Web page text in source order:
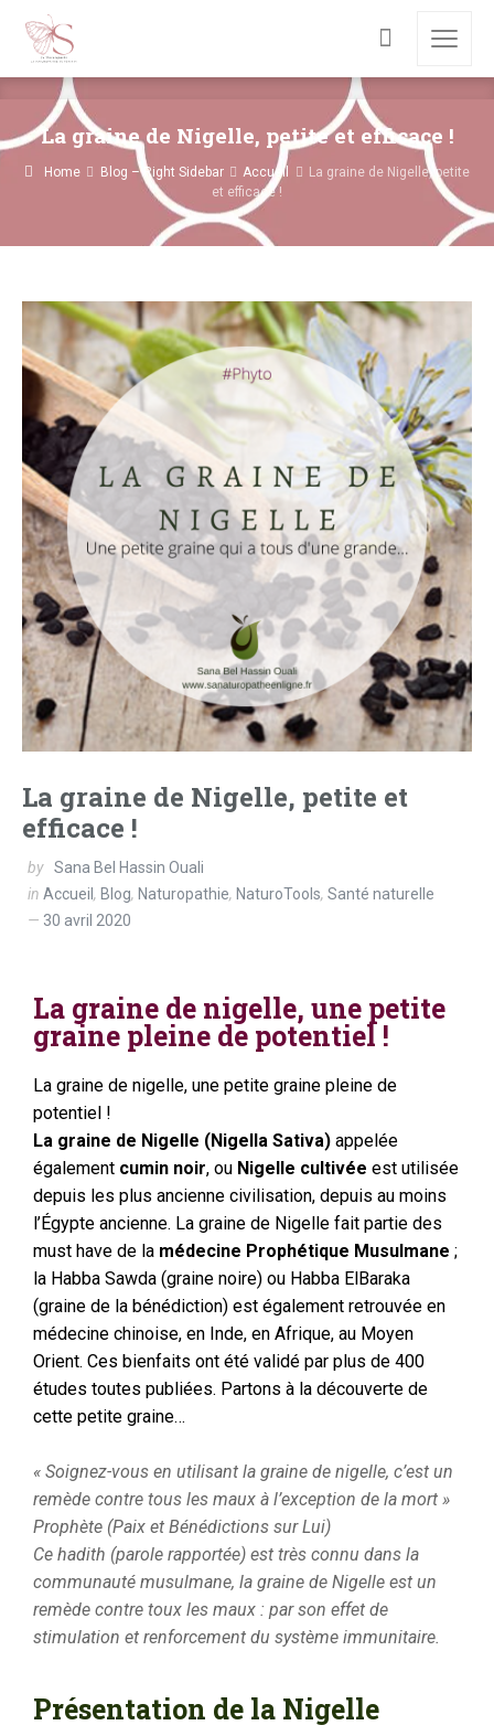
La graine de Nigelle, petite et efficace !
Home Blog – Right Sidebar Accueil
La graine de Nigelle, petite
et efficace !
La graine de Nigelle, petite et
efficace !
by Sana Bel Hassin Ouali
in Accueil , Blog, Naturopathie, NaturoTools, Santé naturelle
30 avril 2020
La graine de nigelle, une petite
graine pleine de potentiel !
La graine de nigelle, une petite graine pleine de
potentiel !
La graine de Nigelle (Nigella Sativa) appelée
également cumin noir, ou Nigelle cultivée est utilisée
depuis les plus ancienne civilisation, depuis au moins
l’Égypte ancienne. La graine de Nigelle fait partie des
must have de la médecine Prophétique Musulmane ;
la Habba Sawda (graine noire) ou Habba ElBaraka
(graine de la bénédiction) est également retrouvée en
médecine chinoise, en Inde, en Afrique, au Moyen
Orient. Ces bienfaits ont été validé par plus de 400
études toutes publiées. Partons à la découverte de
cette petite graine…
« Soignez-vous en utilisant la graine de nigelle, c’est un
remède contre tous les maux à l’exception de la mort »
Prophète (Paix et Bénédictions sur Lui)
Ce hadith (parole rapportée) est très connu dans la
communauté musulmane, la graine de Nigelle est un
remède contre toux les maux : par son effet de
stimulation et renforcement du système immunitaire.
Présentation de la Nigelle